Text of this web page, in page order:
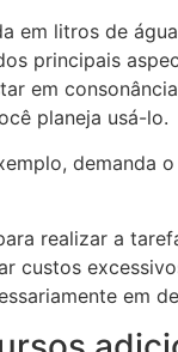
em litros de
principais
em
planeja usá-lo.
demanda
realizar a
custos
em